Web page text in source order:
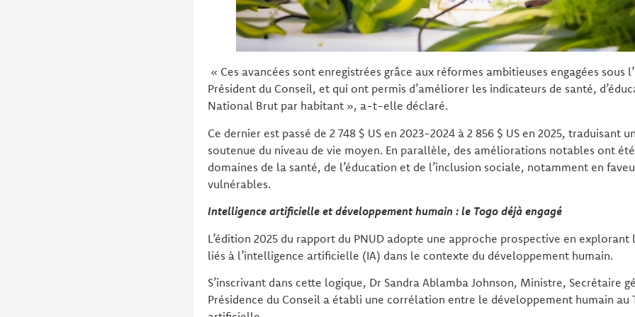
« Ces avancées sont enregistrées grâce aux réformes ambitieuses engagées sous
Président du Conseil, et qui ont permis d’améliorer les indicateurs de santé,
National Brut par habitant », a-t-elle déclaré.
Ce dernier est passé de 2 748 $ US en 2023-2024 à 2 856 $ US en 2025, traduisant
soutenue du niveau de vie moyen. En parallèle, des améliorations notables ont
domaines de la santé, de l’éducation et de l’inclusion sociale, notamment en
vulnérables.
Intelligence artificielle et développement humain : le Togo déjà engagé
L’édition 2025 du rapport du PNUD adopte une approche prospective en explorant
liés à l’intelligence artificielle (IA) dans le contexte du développement humain.
S’inscrivant dans cette logique, Dr Sandra Ablamba Johnson, Ministre, Secrétaire
Présidence du Conseil a établi une corrélation entre le développement humain au